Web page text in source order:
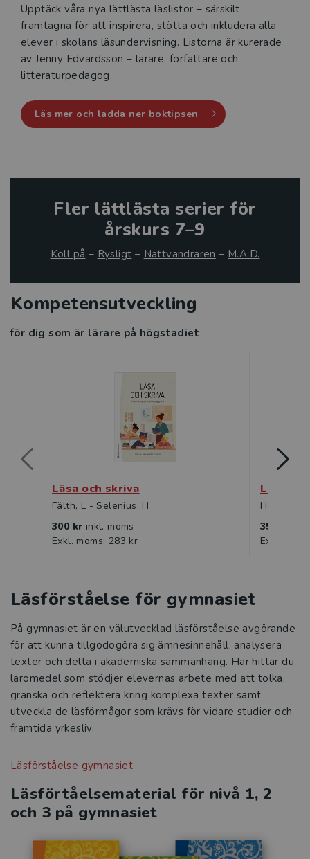
Upptäck våra nya lättlästa läslistor – särskilt
framtagna för att inspirera, stötta och inkludera alla
elever i skolans läsundervisning. Listorna är kurerade
av Jenny Edvardsson – lärare, författare och
litteraturpedagog.
Läs mer och ladda ner boktipsen
Fler lättlästa serier för
årskurs 7–9
Koll på – Rysligt – Nattvandraren – M.A.D.
Kompetensutveckling
för dig som är lärare på högstadiet
Läsa och skriva
Fälth, L - Selenius, H
300 kr inkl. moms
Exkl. moms: 283 kr
Heimer,
359 kr
Exkl.
Läsförståelse för gymnasiet
På gymnasiet är en välutvecklad läsförståelse avgörande
för att kunna tillgodogöra sig ämnesinnehåll, analysera
texter och delta i akademiska sammanhang. Här hittar du
läromedel som stödjer elevernas arbete med att tolka,
granska och reflektera kring komplexa texter samt
utveckla de läsförmågor som krävs för vidare studier och
framtida yrkesliv.
Läsförståelse gymnasiet
Läsförtåelsematerial för nivå 1, 2
och 3 på gymnasiet